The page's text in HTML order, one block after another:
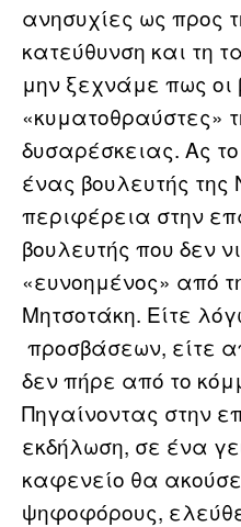
ανησυχίες ως προς
κατεύθυνση και τη
μην ξεχνάμε πως οι
«κυματοθραύστες»
δυσαρέσκειας. Ας
ένας βουλευτής της
περιφέρεια στην
βουλευτής που δεν
«ευνοημένος» από
Μητσοτάκη. Είτε
προσβάσεων, είτε
δεν πήρε από το
Πηγαίνοντας στην
εκδήλωση, σε ένα
καφενείο θα
ψηφοφόρους,